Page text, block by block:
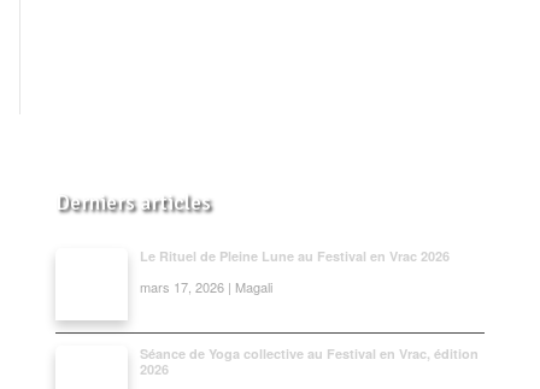
Derniers articles
Le Rituel de Pleine Lune au Festival en Vrac 2026
mars 17, 2026 | Magali
Séance de Yoga collective au Festival en Vrac, édition
2026